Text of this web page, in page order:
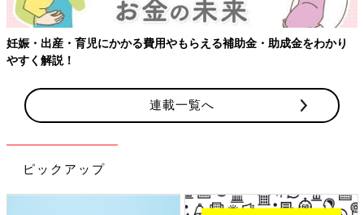
妊娠・出産・育児にかかる費用やもらえる補助金・助成金をわかり
やすく解説！
連載一覧へ
ピックアップ